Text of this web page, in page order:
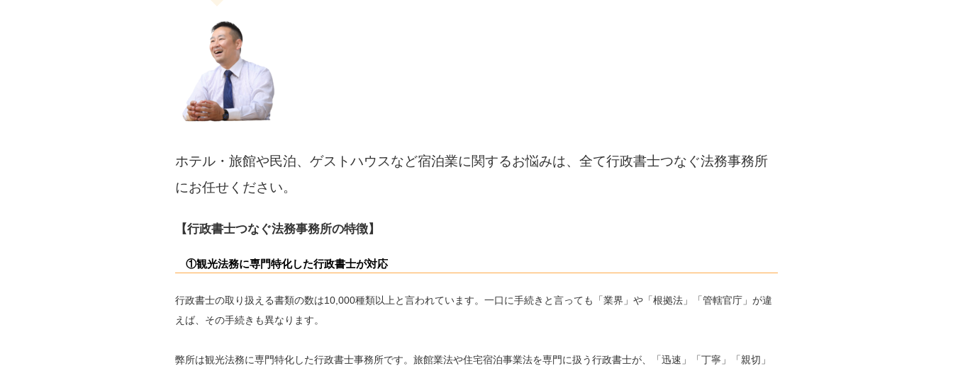
ホテル・旅館や民泊、ゲストハウスなど宿泊業に関するお悩みは、全て行政書士つなぐ法務事務所
にお任せください。
【行政書士つなぐ法務事務所の特徴】
①観光法務に専門特化した行政書士が対応
行政書士の取り扱える書類の数は10,000種類以上と言われています。一口に手続きと言っても「業界」や「根拠法」「管轄官庁」が違
えば、その手続きも異なります。
弊所は観光法務に専門特化した行政書士事務所です。旅館業法や住宅宿泊事業法を専門に扱う行政書士が、「迅速」「丁寧」「親切」